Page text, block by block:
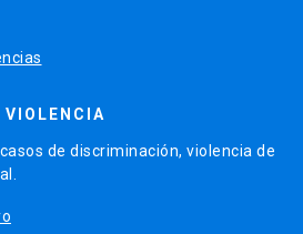
VIOLENCIA
de discriminación, violencia de